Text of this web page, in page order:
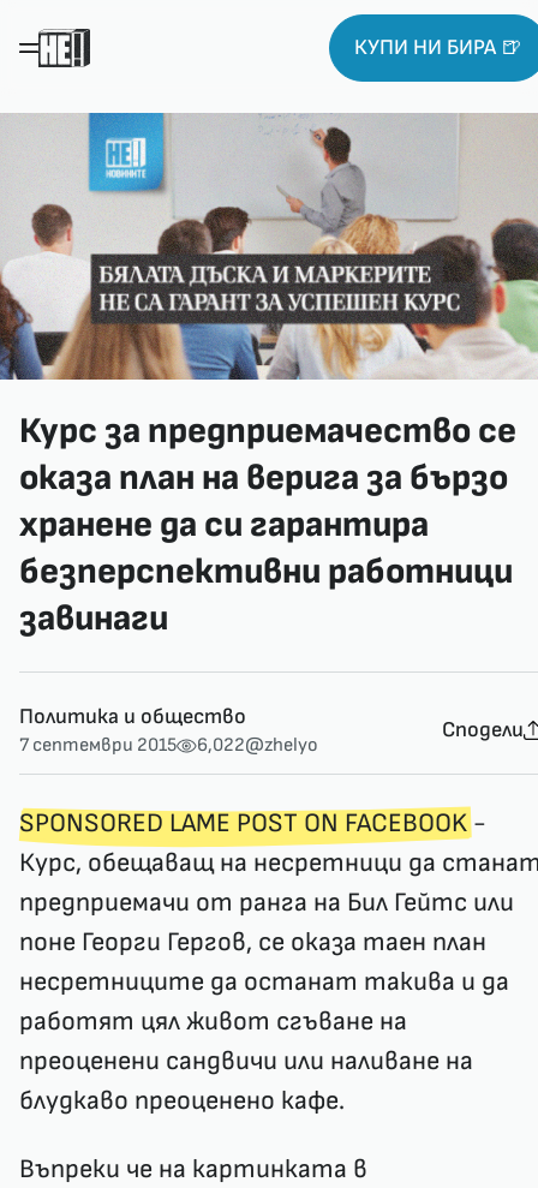
КУПИ НИ БИРА 🍺
Курс за предприемачество се
оказа план на верига за бързо
хранене да си гарантира
безперспективни работници
завинаги
Политика и общество
7 септември 2015 6,022@zhelyo
Сподели
SPONSORED LAME POST ON FACEBOOK-
Курс, обещаващ на несретници да
предприемачи от ранга на Бил Гейтс или
поне Георги Гергов, се оказа таен план
несретниците да останат такива и да
работят цял живот сгъване на
преоценени сандвичи или наливане на
блудкаво преоценено кафе.
Въпреки че на картинката в